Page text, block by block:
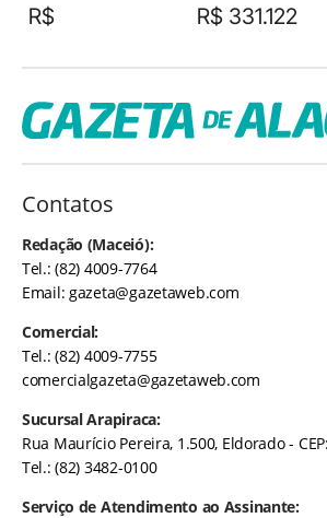
R$ R$ 331.122
Contatos
Redação (Maceió):
Tel.: (82) 4009-7764
Email:gazeta@gazetaweb.com
Comercial:
Tel.: (82) 4009-7755
comercialgazeta@gazetaweb.com
Sucursal Arapiraca:
Rua Maurício Pereira, 1.500, Eldorado -
Tel.: (82) 3482-0100
Serviço de Atendimento ao Assinante: